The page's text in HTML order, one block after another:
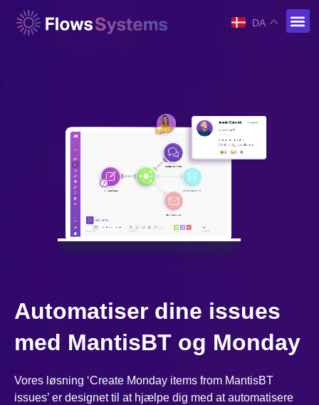
DA
Automatiser dine issues
med MantisBT og Monday
Vores løsning ‘Create Monday items from MantisBT
issues’ er designet til at hjælpe dig med at automatisere